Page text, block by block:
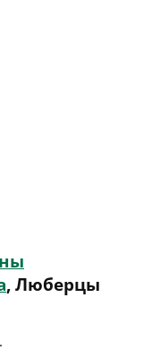
, Люберцы
.